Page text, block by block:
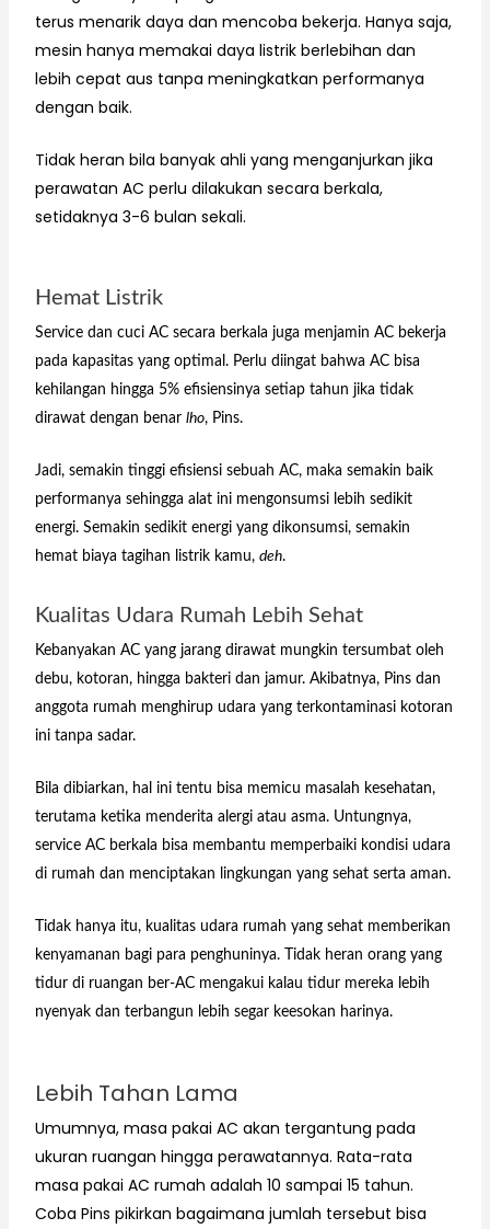
terus menarik daya dan mencoba bekerja. Hanya saja,
mesin hanya memakai daya listrik berlebihan dan
lebih cepat aus tanpa meningkatkan performanya
dengan baik.
Tidak heran bila banyak ahli yang menganjurkan jika
perawatan AC perlu dilakukan secara berkala,
setidaknya 3-6 bulan sekali.
Hemat Listrik
Service dan cuci AC secara berkala juga menjamin AC bekerja
pada kapasitas yang optimal. Perlu diingat bahwa AC bisa
kehilangan hingga 5% efisiensinya setiap tahun jika tidak
dirawat dengan benar lho, Pins.
Jadi, semakin tinggi efisiensi sebuah AC, maka semakin baik
performanya sehingga alat ini mengonsumsi lebih sedikit
energi. Semakin sedikit energi yang dikonsumsi, semakin
hemat biaya tagihan listrik kamu, deh.
Kualitas Udara Rumah Lebih Sehat
Kebanyakan AC yang jarang dirawat mungkin tersumbat oleh
debu, kotoran, hingga bakteri dan jamur. Akibatnya, Pins dan
anggota rumah menghirup udara yang terkontaminasi kotoran
ini tanpa sadar.
Bila dibiarkan, hal ini tentu bisa memicu masalah kesehatan,
terutama ketika menderita alergi atau asma. Untungnya,
service AC berkala bisa membantu memperbaiki kondisi udara
di rumah dan menciptakan lingkungan yang sehat serta aman.
Tidak hanya itu, kualitas udara rumah yang sehat memberikan
kenyamanan bagi para penghuninya. Tidak heran orang yang
tidur di ruangan ber-AC mengakui kalau tidur mereka lebih
nyenyak dan terbangun lebih segar keesokan harinya.
Lebih Tahan Lama
Umumnya, masa pakai AC akan tergantung pada
ukuran ruangan hingga perawatannya. Rata-rata
masa pakai AC rumah adalah 10 sampai 15 tahun.
Coba Pins pikirkan bagaimana jumlah tersebut bisa